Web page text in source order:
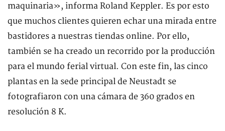
maquinaria», informa Roland Keppler. Es por esto
que muchos clientes quieren echar una mirada entre
bastidores a nuestras tiendas online. Por ello,
también se ha creado un recorrido por la producción
para el mundo ferial virtual. Con este fin, las cinco
plantas en la sede principal de Neustadt se
fotografiaron con una cámara de 360 grados en
resolución 8 K.